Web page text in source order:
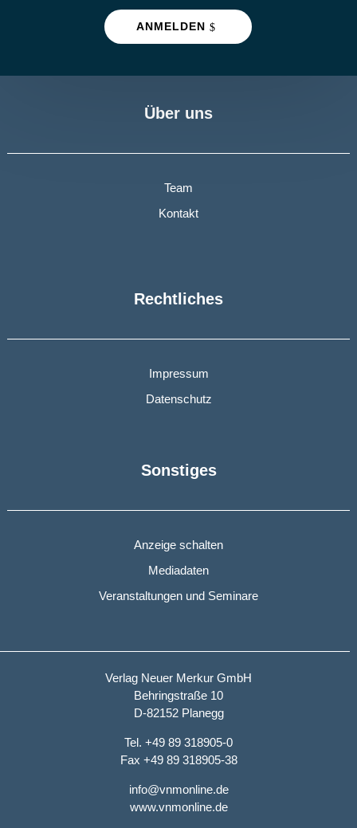
ANMELDEN
Über uns
Team
Kontakt
Rechtliches
Impressum
Datenschutz
Sonstiges
Anzeige schalten
Mediadaten
Veranstaltungen und Seminare
Verlag Neuer Merkur GmbH
Behringstraße 10
D-82152 Planegg
Tel. +49 89 318905-0
Fax +49 89 318905-38
info@vnmonline.de
www.vnmonline.de